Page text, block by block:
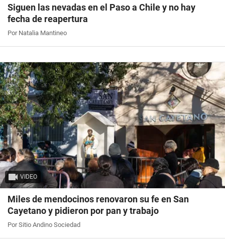
Siguen las nevadas en el Paso a Chile y no hay
fecha de reapertura
Por Natalia Mantineo
VIDEO
Miles de mendocinos renovaron su fe en San
Cayetano y pidieron por pan y trabajo
Por Sitio Andino Sociedad